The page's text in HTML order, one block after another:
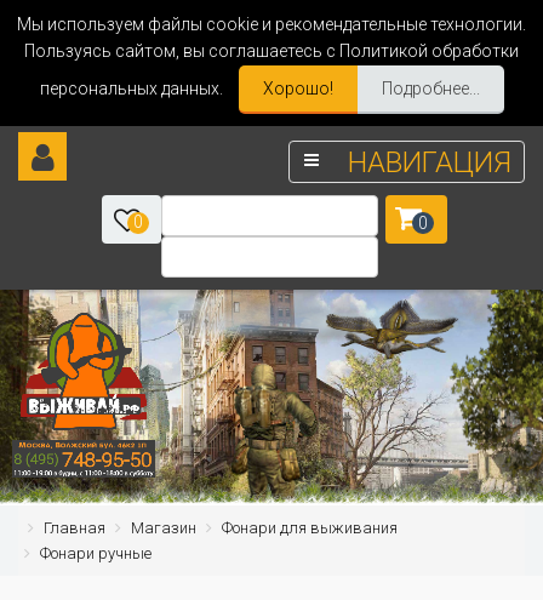
Мы используем файлы cookie и рекомендательные технологии.
Пользуясь сайтом, вы соглашаетесь с Политикой обработки
персональных данных.
Хорошо! Подробнее...
НАВИГАЦИЯ
0 0
Главная Магазин
Фонари для выживания
Фонари ручные